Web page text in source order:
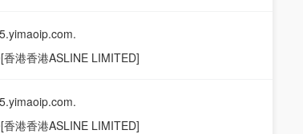
港香港ASLINE LIMITED]
港香港ASLINE LIMITED]